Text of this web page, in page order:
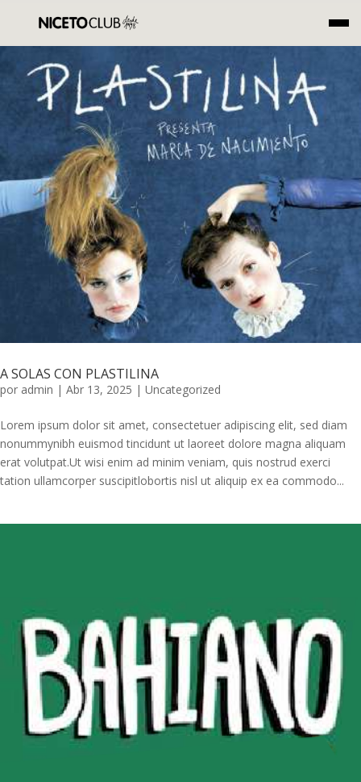
A SOLAS CON PLASTILINA
por admin | Abr 13, 2025 | Uncategorized
Lorem ipsum dolor sit amet, consectetuer adipiscing elit, sed diam
nonummynibh euismod tincidunt ut laoreet dolore magna aliquam
erat volutpat.Ut wisi enim ad minim veniam, quis nostrud exerci
tation ullamcorper suscipitlobortis nisl ut aliquip ex ea commodo...